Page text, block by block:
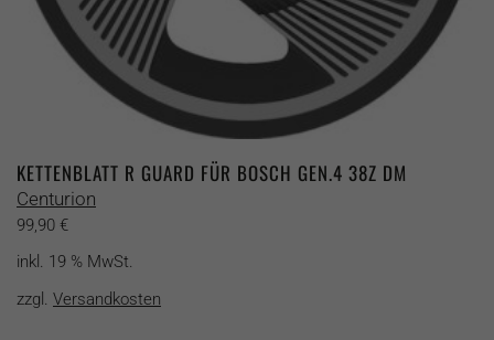
KETTENBLATT R GUARD FÜR BOSCH GEN.4 38Z DM
Centurion
99,90 €
inkl. 19 % MwSt.
zzgl. Versandkosten